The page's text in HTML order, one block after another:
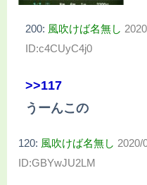
200: 風吹けば名無し
ID:c4CUyC4j0
>>117
うーんこの
120: 風吹けば名無し 2020/
ID:GBYwJU2LM